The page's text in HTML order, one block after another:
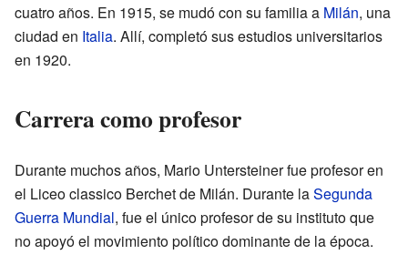
cuatro años. En 1915, se mudó con su familia a Milán, una
ciudad en Italia. Allí, completó sus estudios universitarios
en 1920.
Carrera como profesor
Durante muchos años, Mario Untersteiner fue profesor en
el Liceo classico Berchet de Milán. Durante laSegunda
Guerra Mundial, fue el único profesor de su instituto que
no apoyó el movimiento político dominante de la época.